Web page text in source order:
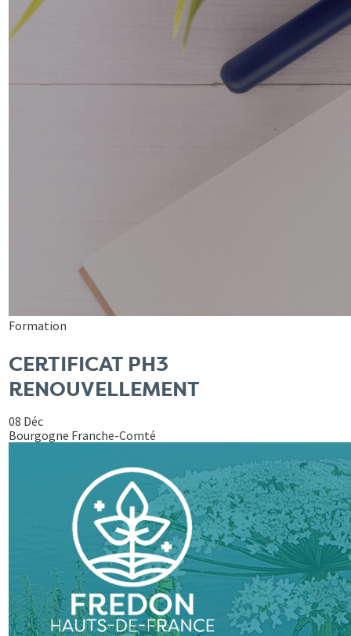
Formation
CERTIFICAT PH3
RENOUVELLEMENT
08 Déc
Bourgogne Franche-Comté